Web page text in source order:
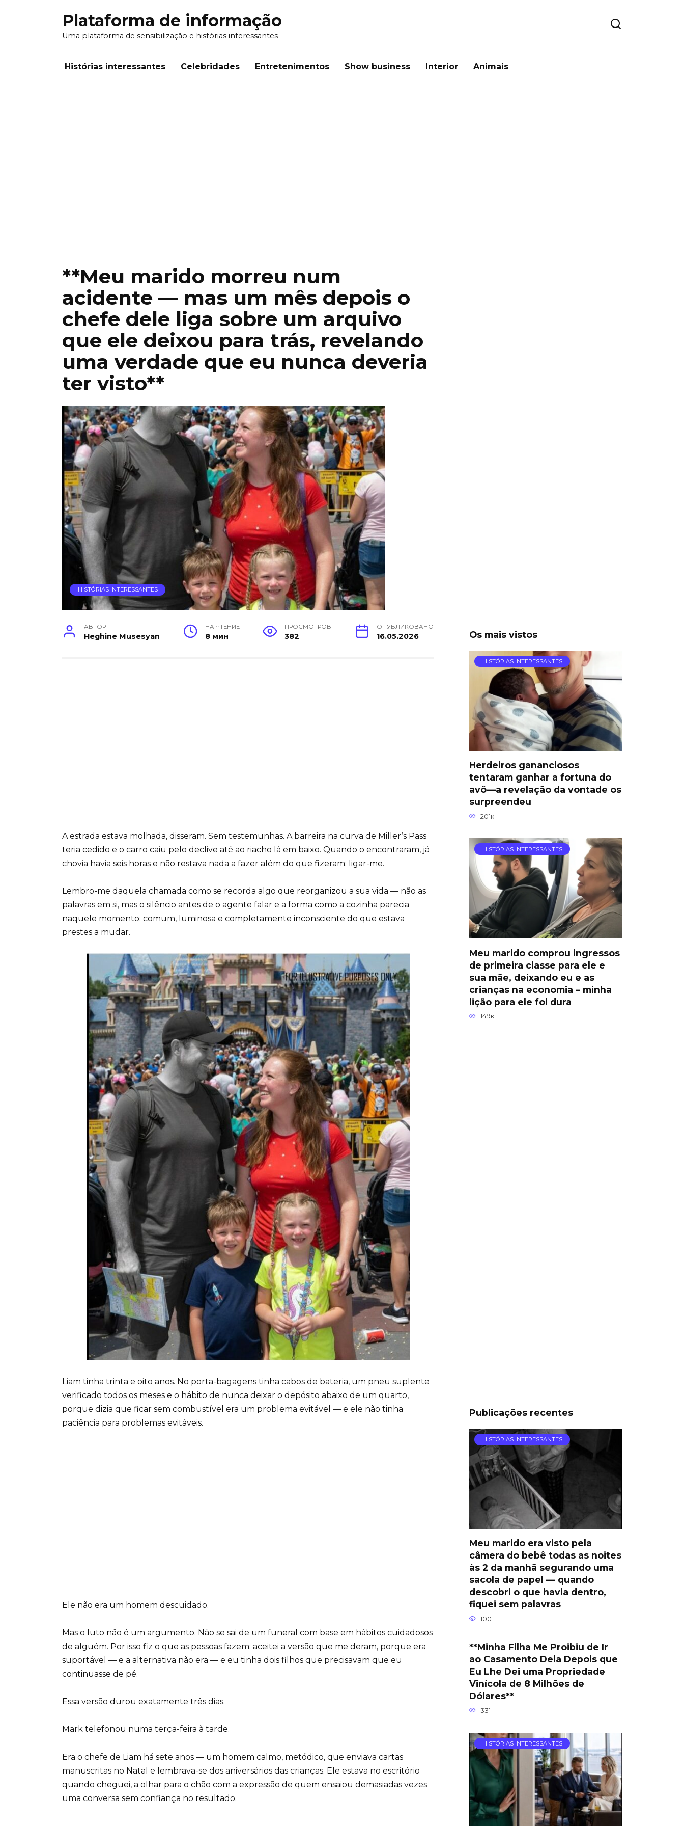
Plataforma de informação
Uma plataforma de sensibilização e histórias interessantes
Histórias interessantes Celebridades Entretenimentos Show business Interior Animais
**Meu marido morreu num
acidente — mas um mês depois o
chefe dele liga sobre um arquivo
que ele deixou para trás, revelando
uma verdade que eu nunca deveria
ter visto**
HISTÓRIAS INTERESSANTES
АВТОР
Heghine Musesyan
НА ЧТЕНИЕ
8 мин
ПРОСМОТРОВ
382
ОПУБЛИКОВАНО
16.05.2026
A estrada estava molhada, disseram. Sem testemunhas. A barreira na curva de Miller’s Pass
teria cedido e o carro caiu pelo declive até ao riacho lá em baixo. Quando o encontraram, já
chovia havia seis horas e não restava nada a fazer além do que fizeram: ligar-me.
Lembro-me daquela chamada como se recorda algo que reorganizou a sua vida — não as
palavras em si, mas o silêncio antes de o agente falar e a forma como a cozinha parecia
naquele momento: comum, luminosa e completamente inconsciente do que estava
prestes a mudar.
Liam tinha trinta e oito anos. No porta-bagagens tinha cabos de bateria, um pneu suplente
verificado todos os meses e o hábito de nunca deixar o depósito abaixo de um quarto,
porque dizia que ficar sem combustível era um problema evitável — e ele não tinha
paciência para problemas evitáveis.
Ele não era um homem descuidado.
Mas o luto não é um argumento. Não se sai de um funeral com base em hábitos cuidadosos
de alguém. Por isso fiz o que as pessoas fazem: aceitei a versão que me deram, porque era
suportável — e a alternativa não era — e eu tinha dois filhos que precisavam que eu
continuasse de pé.
Essa versão durou exatamente três dias.
Mark telefonou numa terça-feira à tarde.
Era o chefe de Liam há sete anos — um homem calmo, metódico, que enviava cartas
manuscritas no Natal e lembrava-se dos aniversários das crianças. Ele estava no escritório
quando cheguei, a olhar para o chão com a expressão de quem ensaiou demasiadas vezes
uma conversa sem confiança no resultado.
Os mais vistos
HISTÓRIAS INTERESSANTES
Herdeiros gananciosos
tentaram ganhar a fortuna do
avô—a revelação da vontade os
surpreendeu
201к.
HISTÓRIAS INTERESSANTES
Meu marido comprou ingressos
de primeira classe para ele e
sua mãe, deixando eu e as
crianças na economia – minha
lição para ele foi dura
149к.
Publicações recentes
HISTÓRIAS INTERESSANTES
Meu marido era visto pela
câmera do bebê todas as noites
às 2 da manhã segurando uma
sacola de papel — quando
descobri o que havia dentro,
fiquei sem palavras
100
**Minha Filha Me Proibiu de Ir
ao Casamento Dela Depois que
Eu Lhe Dei uma Propriedade
Vinícola de 8 Milhões de
Dólares**
331
HISTÓRIAS INTERESSANTES